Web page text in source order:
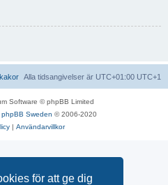
för att ge dig
Alla tidsangivelser är UTC+01:00 UTC+1
Software © phpBB Limited
phpBB Sweden © 2006-2020
| Användarvillkor